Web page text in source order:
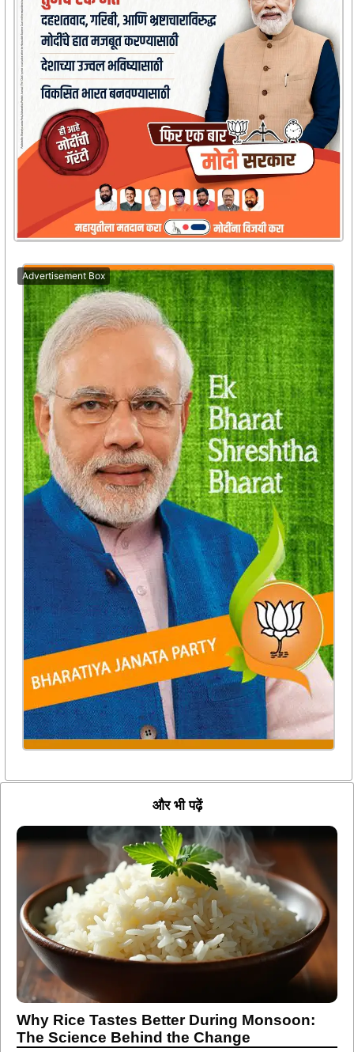
Advertisement Box
और भी पढ़ें
Why Rice Tastes Better During Monsoon:
The Science Behind the Change